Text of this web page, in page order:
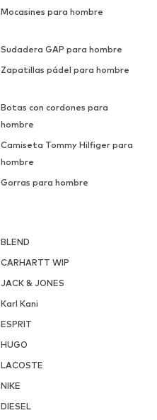
Mocasines para hombre
Sudadera GAP para hombre
Zapatillas pádel para hombre
Botas con cordones para
hombre
Camiseta Tommy Hilfiger para
hombre
Gorras para hombre
BLEND
CARHARTT WIP
JACK & JONES
Karl Kani
ESPRIT
HUGO
LACOSTE
NIKE
DIESEL